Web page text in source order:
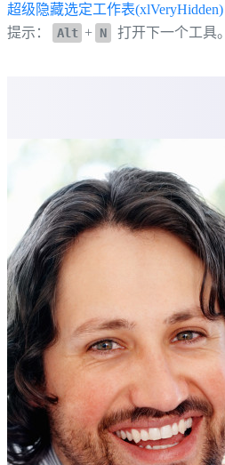
超级隐藏选定工作表(xlVeryHidden)
提示：
Alt + N 打开下一个工具。